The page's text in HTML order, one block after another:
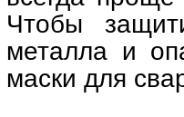
Чтобы
металла и
маски для